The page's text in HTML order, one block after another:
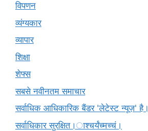
विपणन
व्यंग्यकार
व्यापार
शिक्षा
शेफ्स
सबसे नवीनतम समाचार
सर्वाधिक आधिकारिक बैंडर 'लेटेस्ट न्यूज़' है।
सर्वाधिकार सुरक्षित।ाश्चर्यंच्मच्चं।